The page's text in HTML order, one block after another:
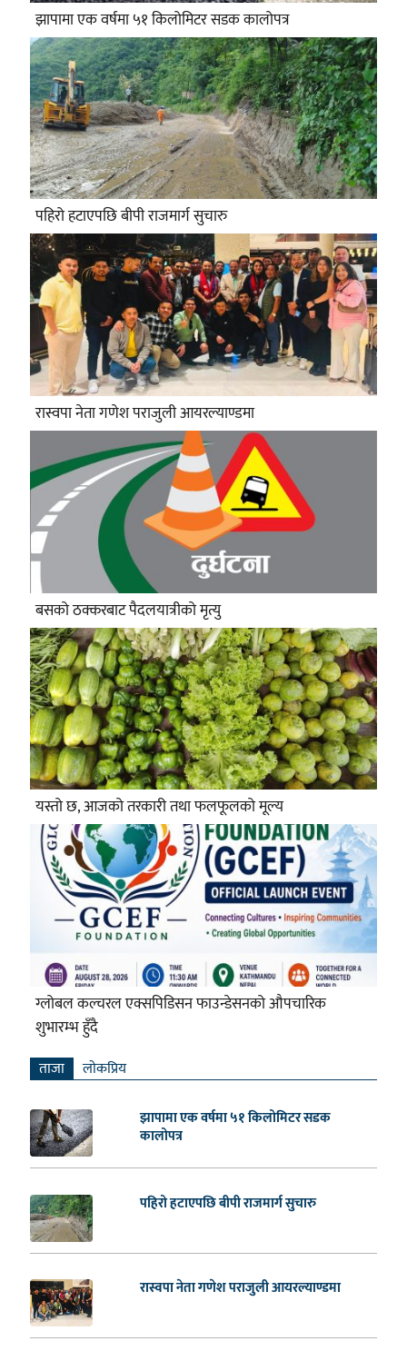
झापामा एक वर्षमा ५१ किलोमिटर सडक कालोपत्र
पहिरो हटाएपछि बीपी राजमार्ग सुचारु
रास्वपा नेता गणेश पराजुली आयरल्याण्डमा
बसको ठक्करबाट पैदलयात्रीको मृत्यु
यस्तो छ, आजको तरकारी तथा फलफूलको मूल्य
ग्लोबल कल्चरल एक्सपिडिसन फाउन्डेसनको औपचारिक
शुभारम्भ हुँदै
ताजा लाेकप्रिय
झापामा एक वर्षमा ५१ किलोमिटर सडक
कालोपत्र
पहिरो हटाएपछि बीपी राजमार्ग सुचारु
रास्वपा नेता गणेश पराजुली आयरल्याण्डमा